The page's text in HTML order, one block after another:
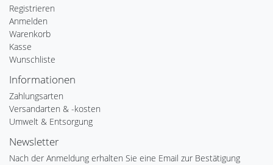
Registrieren
Anmelden
Warenkorb
Kasse
Wunschliste
Informationen
Zahlungsarten
Versandarten & -kosten
Umwelt & Entsorgung
Newsletter
Nach der Anmeldung erhalten Sie eine Email zur Bestätigung